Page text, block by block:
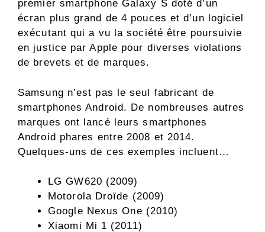
premier smartphone Galaxy S doté d’un
écran plus grand de 4 pouces et d’un logiciel
exécutant qui a vu la société être poursuivie
en justice par Apple pour diverses violations
de brevets et de marques.
Samsung n’est pas le seul fabricant de
smartphones Android. De nombreuses autres
marques ont lancé leurs smartphones
Android phares entre 2008 et 2014.
Quelques-uns de ces exemples incluent…
LG GW620 (2009)
Motorola Droïde (2009)
Google Nexus One (2010)
Xiaomi Mi 1 (2011)